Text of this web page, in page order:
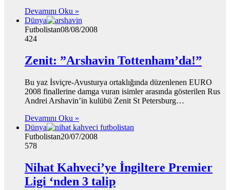
Devamını Oku »
Dünya
Futbolistan08/08/2008
424
Zenit: ”Arshavin Tottenham’da!”
Bu yaz İsviçre-Avusturya ortaklığında düzenlenen EURO
2008 finallerine damga vuran isimler arasında gösterilen Rus
Andrei Arshavin’in kulübü Zenit St Petersburg…
Devamını Oku »
Dünya
Futbolistan20/07/2008
578
Nihat Kahveci’ye İngiltere Premier
Ligi ‘nden 3 talip